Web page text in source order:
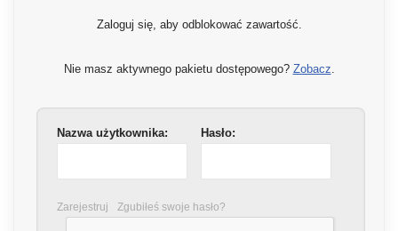
Zaloguj się, aby odblokować zawartość.
Nie masz aktywnego pakietu dostępowego? Zobacz
Nazwa użytkownika: Hasło:
Zarejestruj Zgubiłeś swoje hasło?